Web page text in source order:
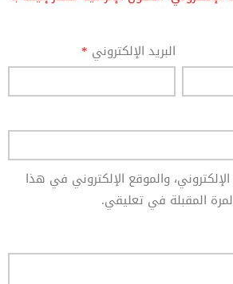
البريد الإلكتروني *
والموقع الإلكتروني في هذا
المقبلة في تعليقي.